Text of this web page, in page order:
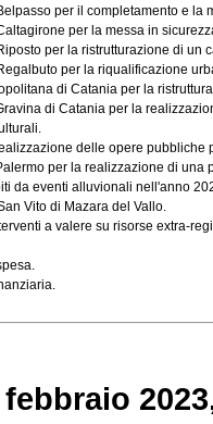
per il completamento e
per la messa in
per la ristrutturazione di un
per la riqualificazione
di Catania per la
di Catania per la
delle opere pubbliche
per la realizzazione di
da eventi alluvionali nell'anno
Vito di Mazara del Vallo.
a valere su risorse extra-